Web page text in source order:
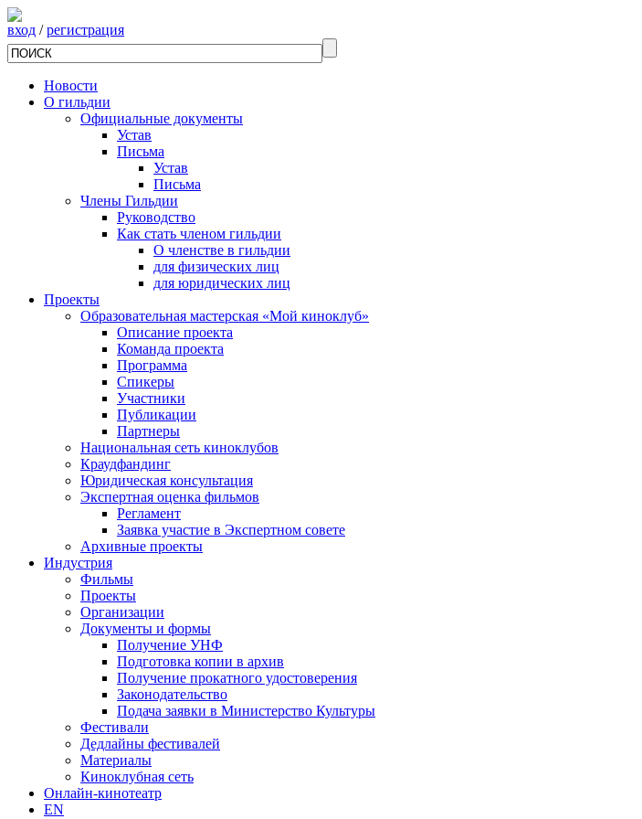
вход /регистрация
Новости
О гильдии
Официальные документы
Устав
Письма
Устав
Письма
Члены Гильдии
Руководство
Как стать членом гильдии
О членстве в гильдии
для физических лиц
для юридических лиц
Проекты
Образовательная мастерская «Мой киноклуб»
Описание проекта
Команда проекта
Программа
Спикеры
Участники
Публикации
Партнеры
Национальная сеть киноклубов
Краудфандинг
Юридическая консультация
Экспертная оценка фильмов
Регламент
Заявка участие в Экспертном совете
Архивные проекты
Индустрия
Фильмы
Проекты
Организации
Документы и формы
Получение УНФ
Подготовка копии в архив
Получение прокатного удостоверения
Законодательство
Подача заявки в Министерство Культуры
Фестивали
Дедлайны фестивалей
Материалы
Киноклубная сеть
Онлайн-кинотеатр
EN